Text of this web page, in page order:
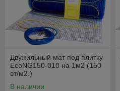
Двужильный мат под плитку
EcoNG150-010 на 1м2 (150
вт/м2.)
В наличии